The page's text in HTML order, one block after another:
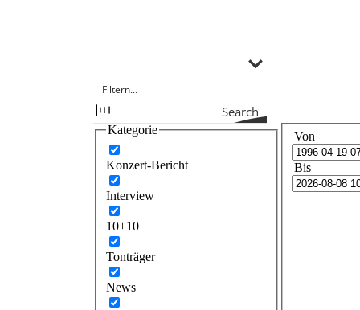
Search
Kategorie
Konzert-Bericht
Interview
10+10
Tonträger
News
Von
Bis